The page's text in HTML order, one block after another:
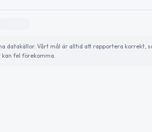
datakällor. Vårt mål är alltid att rapportera korrekt,
fel förekomma.